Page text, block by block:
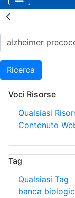
Risultati
Ricerca
Voci Risorse
Qualsiasi
Contenuto
Tag
Qualsiasi Tag
banca